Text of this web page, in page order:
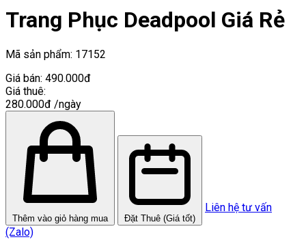
Trang Phục Deadpool Giá Rẻ
Mã sản phẩm: 17152
Giá bán: 490.000đ
Giá thuê:
280.000đ /ngày
Thêm vào giỏ hàng mua Đặt Thuê (Giá tốt)
Liên hệ tư vấn
(Zalo)